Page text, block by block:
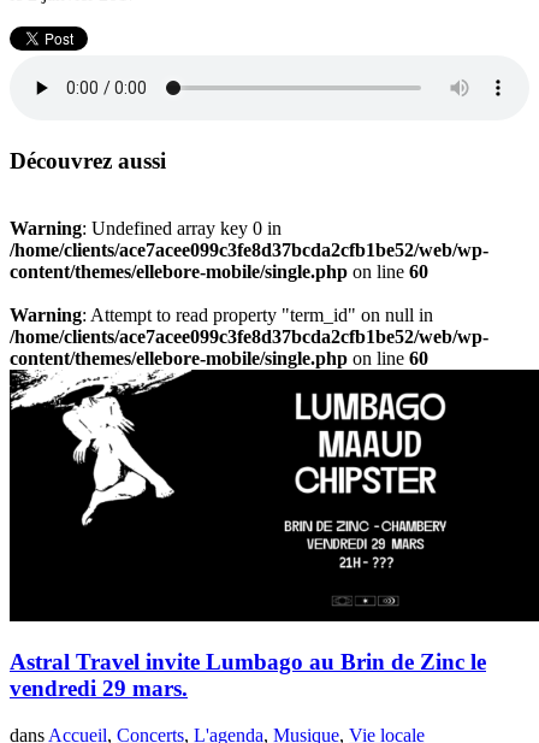
Découvrez aussi
Warning: Undefined array key 0 in
/home/clients/ace7acee099c3fe8d37bcda2cfb1be52/web/wp-
content/themes/ellebore-mobile/single.php on line 60
Warning: Attempt to read property "term_id" on null in
/home/clients/ace7acee099c3fe8d37bcda2cfb1be52/web/wp-
content/themes/ellebore-mobile/single.php on line 60
Astral Travel invite Lumbago au Brin de Zinc le
vendredi 29 mars.
dans Accueil, Concerts, L'agenda, Musique, Vie locale